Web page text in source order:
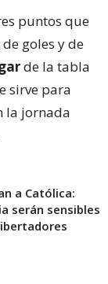
puntos que
goles y de
de la tabla
sirve para
la jornada
a Católica:
serán sensibles